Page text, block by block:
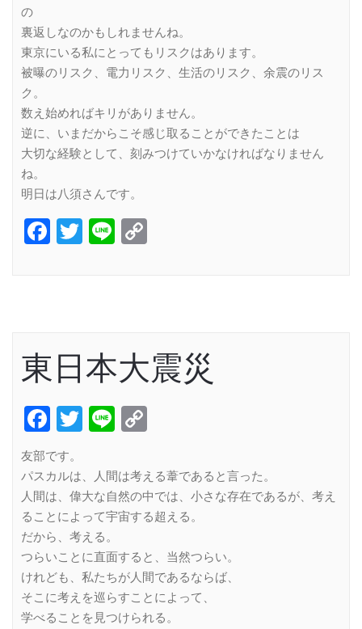
の
裏返しなのかもしれませんね。
東京にいる私にとってもリスクはあります。
被曝のリスク、電力リスク、生活のリスク、余震のリス
ク。
数え始めればキリがありません。
逆に、いまだからこそ感じ取ることができたことは
大切な経験として、刻みつけていかなければなりません
ね。
明日は八須さんです。
Facebook
Twitter
Line
東日本大震災
Facebook
Twitter
Line
友部です。
パスカルは、人間は考える葦であると言った。
人間は、偉大な自然の中では、小さな存在であるが、考え
ることによって宇宙する超える。
だから、考える。
つらいことに直面すると、当然つらい。
けれども、私たちが人間であるならば、
そこに考えを巡らすことによって、
学べることを見つけられる。